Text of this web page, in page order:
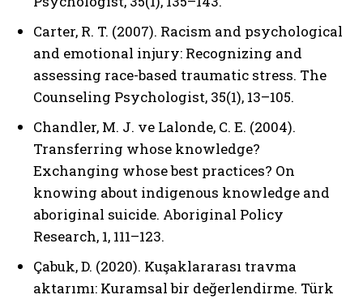
Carter, R. T. (2007). Racism and psychological
and emotional injury: Recognizing and
assessing race-based traumatic stress. The
Counseling Psychologist, 35(1), 13–105.
Chandler, M. J. ve Lalonde, C. E. (2004).
Transferring whose knowledge?
Exchanging whose best practices? On
knowing about indigenous knowledge and
aboriginal suicide. Aboriginal Policy
Research, 1, 111–123.
Çabuk, D. (2020). Kuşaklararası travma
aktarımı: Kuramsal bir değerlendirme. Türk